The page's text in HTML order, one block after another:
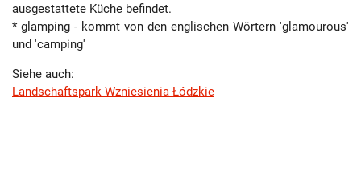
ausgestattete Küche befindet.
* glamping - kommt von den englischen Wörtern 'glamourous'
und 'camping'
Siehe auch:
Landschaftspark Wzniesienia Łódzkie